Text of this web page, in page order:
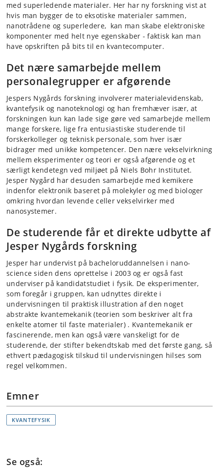
med superledende materialer. Her har ny forskning vist at
hvis man bygger de to eksotiske materialer sammen,
nanotrådene og superledere, kan man skabe elektroniske
komponenter med helt nye egenskaber - faktisk kan man
have opskriften på bits til en kvantecomputer.
Det nære samarbejde mellem
personalegrupper er afgørende
Jespers Nygårds forskning involverer materialevidenskab,
kvantefysik og nanoteknologi og han fremhæver især, at
forskningen kun kan lade sige gøre ved samarbejde mellem
mange forskere, lige fra entusiastiske studerende til
forskerkolleger og teknisk personale, som hver især
bidrager med unikke kompetencer. Den nære vekselvirkning
mellem eksperimenter og teori er også afgørende og et
særligt kendetegn ved miljøet på Niels Bohr Institutet.
Jesper Nygård har desuden samarbejde med kemikere
indenfor elektronik baseret på molekyler og med biologer
omkring hvordan levende celler vekselvirker med
nanosystemer.
De studerende får et direkte udbytte af
Jesper Nygårds forskning
Jesper har undervist på bacheloruddannelsen i nano-
science siden dens oprettelse i 2003 og er også fast
underviser på kandidatstudiet i fysik. De eksperimenter,
som foregår i gruppen, kan udnyttes direkte i
undervisningen til praktisk illustration af den noget
abstrakte kvantemekanik (teorien som beskriver alt fra
enkelte atomer til faste materialer) . Kvantemekanik er
fascinerende, men kan også være vanskeligt for de
studerende, der stifter bekendtskab med det første gang, så
ethvert pædagogisk tilskud til undervisningen hilses som
regel velkommen.
Emner
KVANTEFYSIK
Se også: